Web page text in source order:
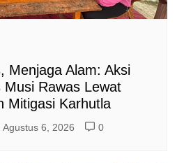
Menjaga Alam: Aksi
Musi Rawas Lewat
Mitigasi Karhutla
Agustus 6, 2026 0